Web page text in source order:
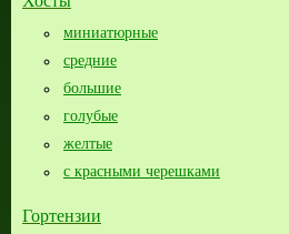
миниатюрные
средние
большие​
голубые
желтые
с красными черешками
Гортензии